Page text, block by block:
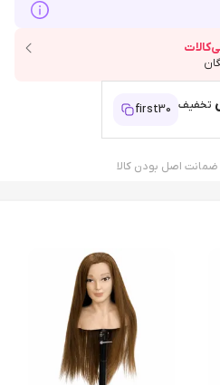
تخفیف first30
ضمانت اصل بودن کالا